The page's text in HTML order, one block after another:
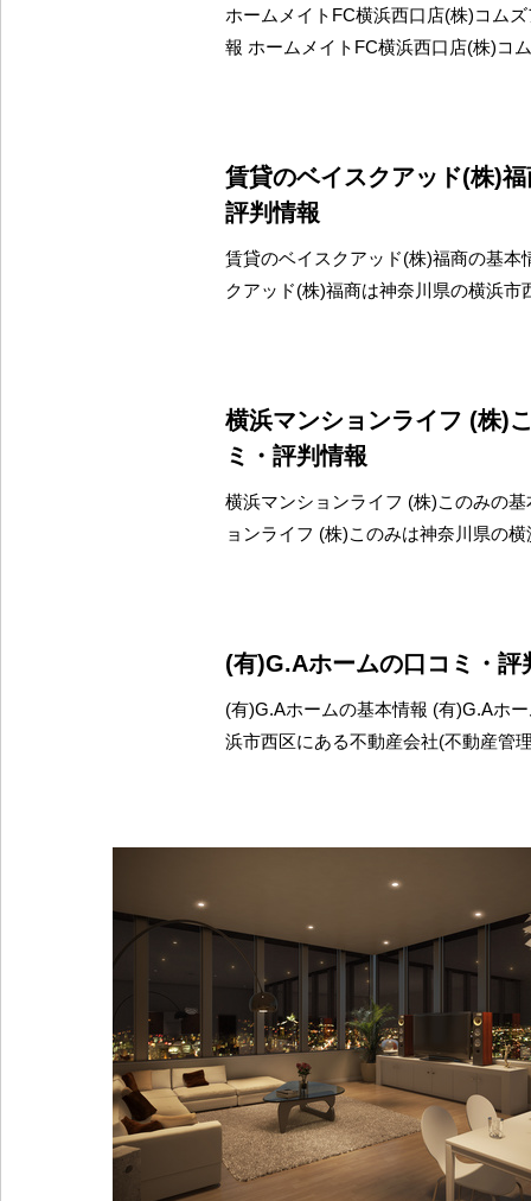
ホームメイトFC横浜西口店(株)コム
報 ホームメイトFC横浜西口店(株)コ
賃貸のベイスクアッド(株)
評判情報
賃貸のベイスクアッド(株)福商の基本
クアッド(株)福商は神奈川県の横浜市
横浜マンションライフ (株)
ミ・評判情報
横浜マンションライフ (株)このみの
ョンライフ (株)このみは神奈川県の横
(有)G.Aホームの口コミ・評
(有)G.Aホームの基本情報 (有)G.Aホ
浜市西区にある不動産会社(不動産管